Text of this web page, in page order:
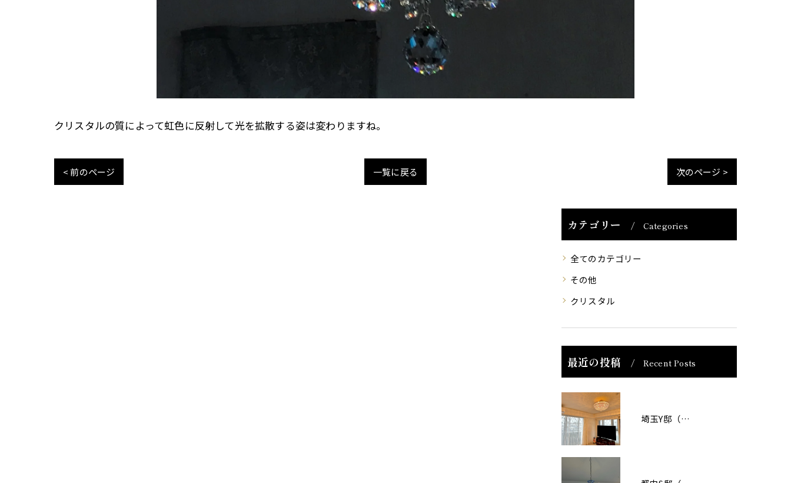
クリスタルの質によって虹色に反射して光を拡散する姿は変わりますね。
< 前のページ 一覧に戻る 次のページ >
カテゴリー Categories
全てのカテゴリー
その他
クリスタル
最近の投稿 Recent Posts
埼玉Y邸（マンション）